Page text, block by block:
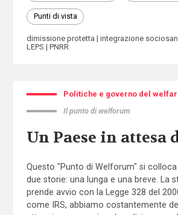
Punti di vista
dimissione protetta integrazione
LEPS
PNRR
Politiche e governo del
Il punto di welforum
Un Paese in attesa
Questo "Punto di Welforum" si colloca
due storie: una lunga e una breve. La
prende avvio con la Legge 328 del
come IRS, abbiamo costantemente